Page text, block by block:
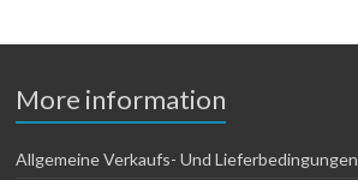
More information
Allgemeine Verkaufs- Und Lieferbedingungen